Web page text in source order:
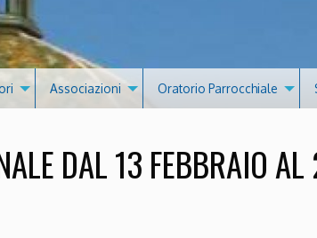
Associazioni Oratorio Parrocchiale
DAL 13 FEBBRAIO